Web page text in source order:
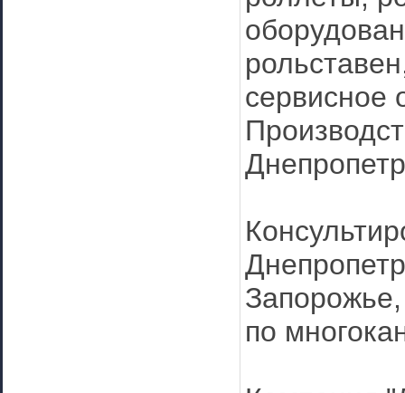
сервисное
по